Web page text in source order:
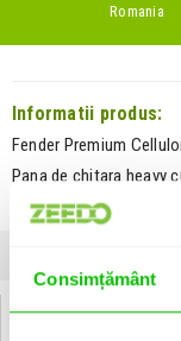
Consimțământ
Romania
Informatii produs:
Fender Premium
Pana de chitara heavy
Unitate de vanzare: